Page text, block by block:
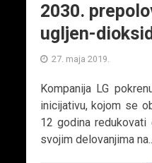
2030.
ugljen-
27. maja 2019.
Kompanija LG
inicijativu, kojom se
12 godina
svojim delovanjima